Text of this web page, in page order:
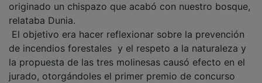
originado un chispazo que acabó con nuestro bosque,
relataba Dunia.
El objetivo era hacer reflexionar sobre la prevención
de incendios forestales y el respeto a la naturaleza y
la propuesta de las tres molinesas causó efecto en el
jurado, otorgándoles el primer premio de concurso